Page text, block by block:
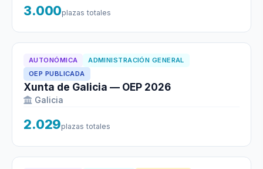
3.000plazas totales
AUTONÓMICA
ADMINISTRACIÓN GENERAL
OEP PUBLICADA
Xunta de Galicia — OEP 2026
Galicia
2.029plazas totales